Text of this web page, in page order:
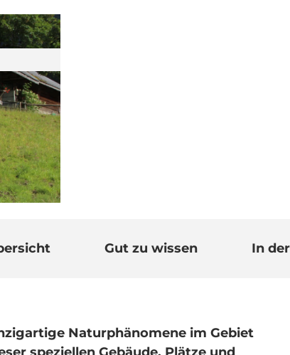
Gut zu wissen In
Naturphänomene im Gebiet